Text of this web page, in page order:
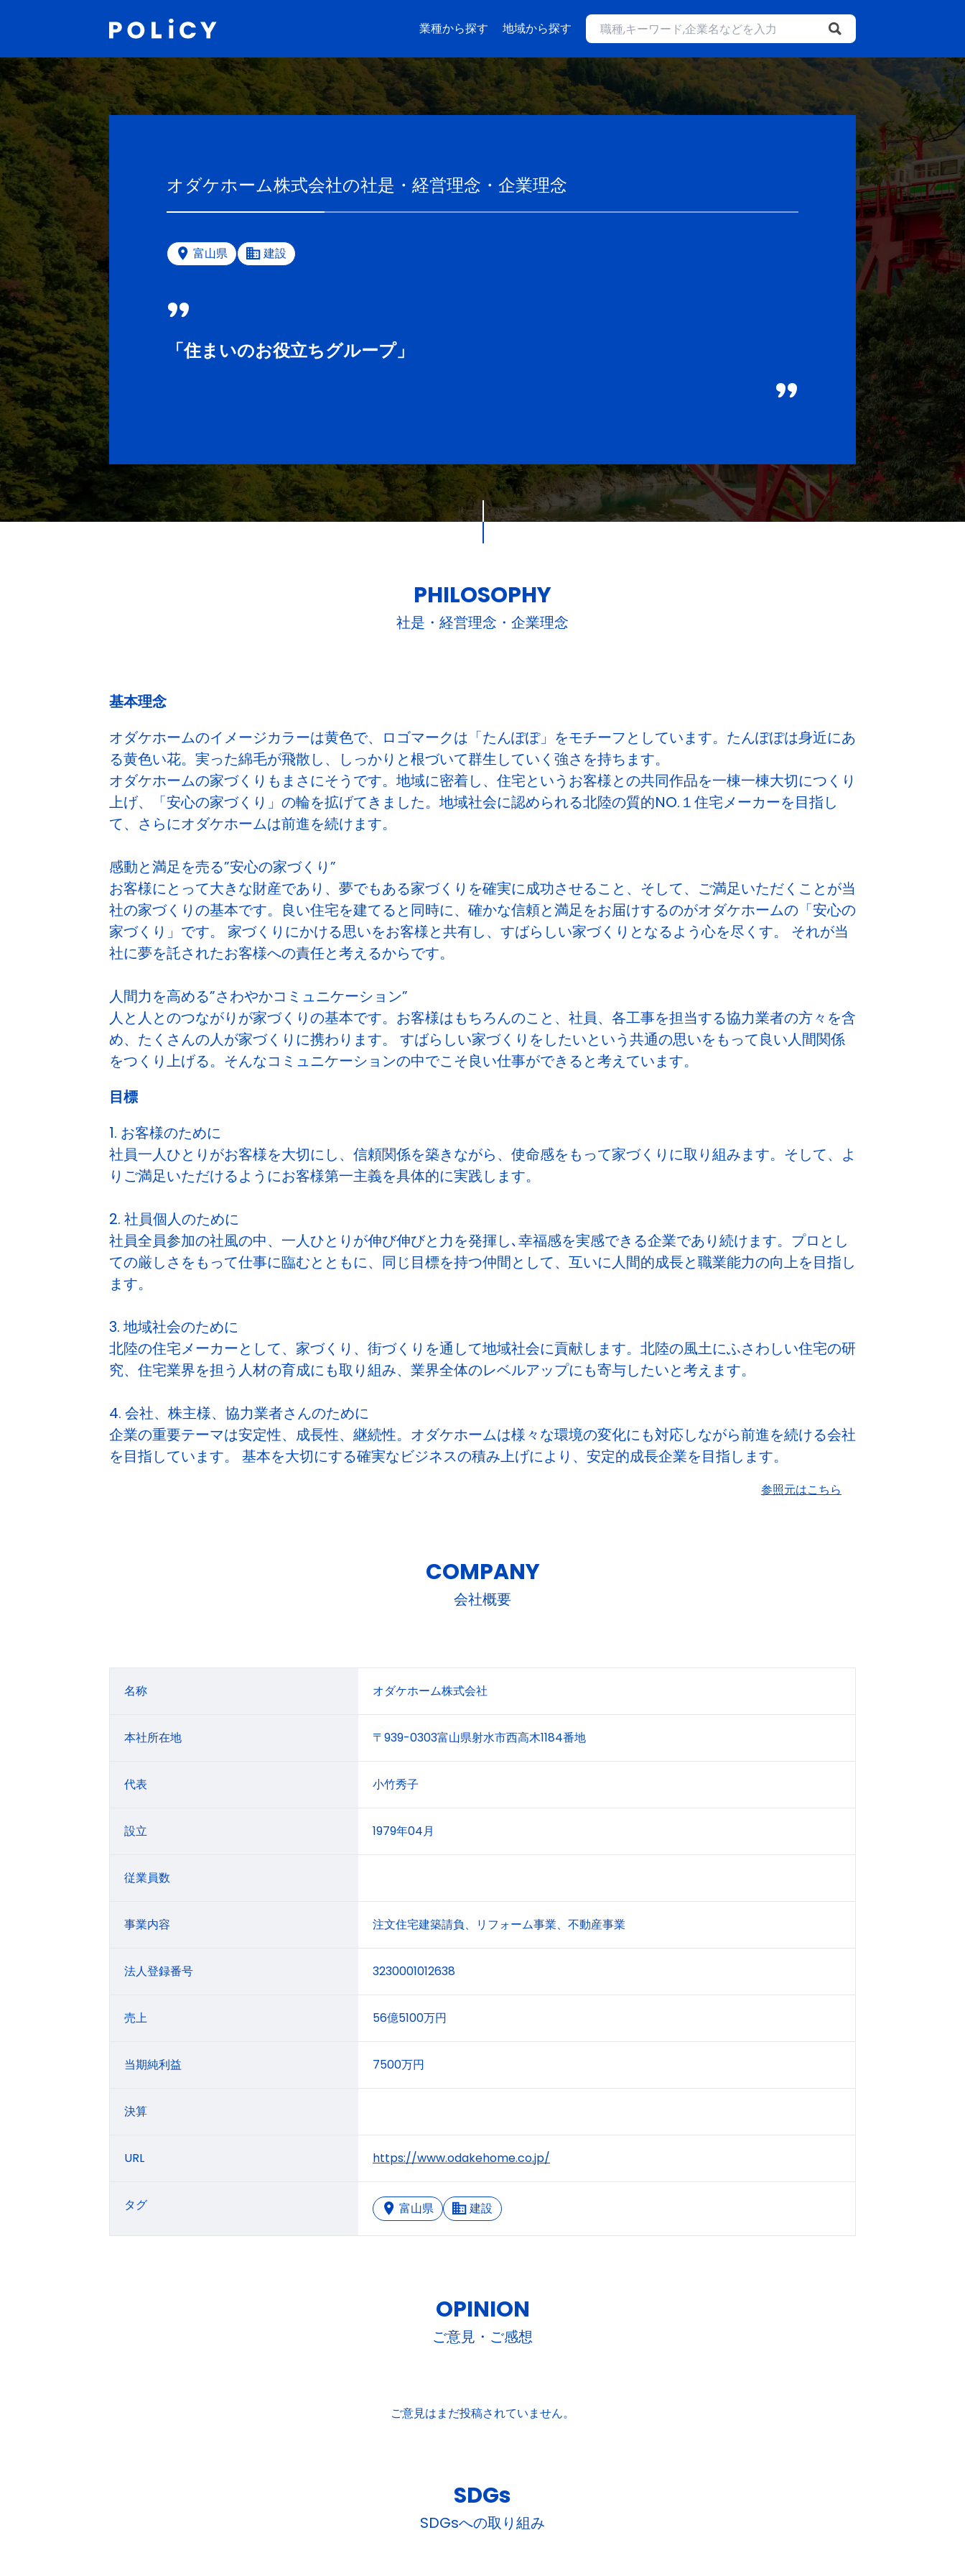
業種から探す 地域から探す
オダケホーム株式会社の社是・経営理念・企業理念
富山県 建設
「住まいのお役立ちグループ」
PHILOSOPHY
社是・経営理念・企業理念
基本理念
オダケホームのイメージカラーは黄色で、ロゴマークは「たんぽぽ」をモチーフとしています。たんぽぽは身近にあ
る黄色い花。実った綿毛が飛散し、しっかりと根づいて群生していく強さを持ちます。
オダケホームの家づくりもまさにそうです。地域に密着し、住宅というお客様との共同作品を一棟一棟大切につくり
上げ、「安心の家づくり」の輪を拡げてきました。地域社会に認められる北陸の質的NO.１住宅メーカーを目指し
て、さらにオダケホームは前進を続けます。
感動と満足を売る”安心の家づくり”
お客様にとって大きな財産であり、夢でもある家づくりを確実に成功させること、そして、ご満足いただくことが当
社の家づくりの基本です。良い住宅を建てると同時に、確かな信頼と満足をお届けするのがオダケホームの「安心の
家づくり」です。 家づくりにかける思いをお客様と共有し、すばらしい家づくりとなるよう心を尽くす。 それが当
社に夢を託されたお客様への責任と考えるからです。
人間力を高める”さわやかコミュニケーション”
人と人とのつながりが家づくりの基本です。お客様はもちろんのこと、社員、各工事を担当する協力業者の方々を含
め、たくさんの人が家づくりに携わります。 すばらしい家づくりをしたいという共通の思いをもって良い人間関係
をつくり上げる。そんなコミュニケーションの中でこそ良い仕事ができると考えています。
目標
1. お客様のために
社員一人ひとりがお客様を大切にし、信頼関係を築きながら、使命感をもって家づくりに取り組みます。そして、よ
りご満足いただけるようにお客様第一主義を具体的に実践します。
2. 社員個人のために
社員全員参加の社風の中、一人ひとりが伸び伸びと力を発揮し､幸福感を実感できる企業であり続けます。プロとし
ての厳しさをもって仕事に臨むとともに、同じ目標を持つ仲間として、互いに人間的成長と職業能力の向上を目指し
ます。
3. 地域社会のために
北陸の住宅メーカーとして、家づくり、街づくりを通して地域社会に貢献します。北陸の風土にふさわしい住宅の研
究、住宅業界を担う人材の育成にも取り組み、業界全体のレベルアップにも寄与したいと考えます。
4. 会社、株主様、協力業者さんのために
企業の重要テーマは安定性、成長性、継続性。オダケホームは様々な環境の変化にも対応しながら前進を続ける会社
を目指しています。 基本を大切にする確実なビジネスの積み上げにより、安定的成長企業を目指します。
参照元はこちら
COMPANY
会社概要
名称 オダケホーム株式会社
本社所在地 〒939-0303富山県射水市西高木1184番地
代表 小竹秀子
設立 1979年04月
従業員数
事業内容 注文住宅建築請負、リフォーム事業、不動産事業
法人登録番号 3230001012638
売上 56億5100万円
当期純利益 7500万円
決算
URL https://www.odakehome.co.jp/
タグ 富山県 建設
OPINION
ご意見・ご感想
ご意見はまだ投稿されていません。
SDGs
SDGsへの取り組み